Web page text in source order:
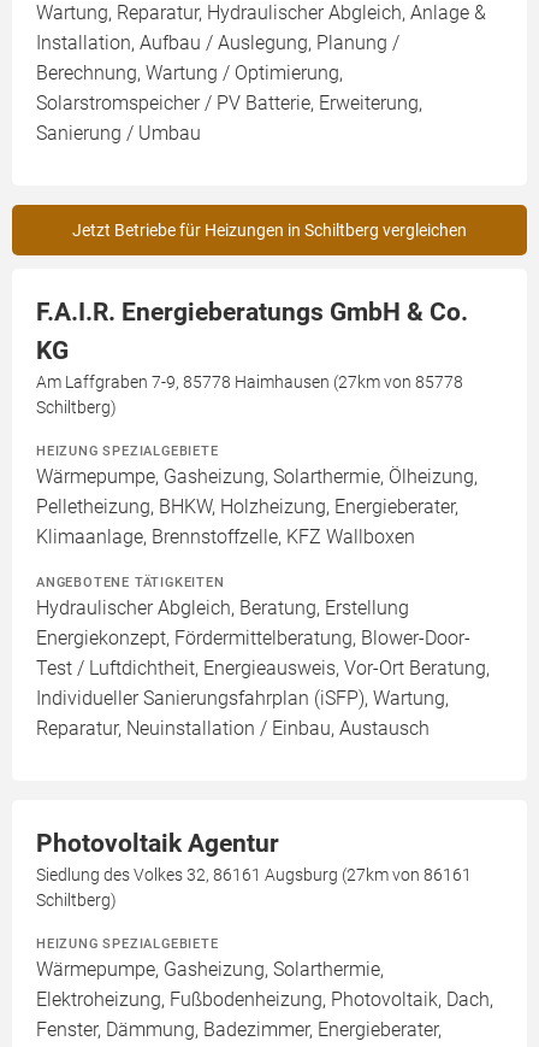
Wartung, Reparatur, Hydraulischer Abgleich, Anlage &
Installation, Aufbau / Auslegung, Planung /
Berechnung, Wartung / Optimierung,
Solarstromspeicher / PV Batterie, Erweiterung,
Sanierung / Umbau
Jetzt Betriebe für Heizungen in Schiltberg vergleichen
F.A.I.R. Energieberatungs GmbH & Co.
KG
Am Laffgraben 7-9, 85778 Haimhausen (27km von 85778
Schiltberg)
HEIZUNG SPEZIALGEBIETE
Wärmepumpe, Gasheizung, Solarthermie, Ölheizung,
Pelletheizung, BHKW, Holzheizung, Energieberater,
Klimaanlage, Brennstoffzelle, KFZ Wallboxen
ANGEBOTENE TÄTIGKEITEN
Hydraulischer Abgleich, Beratung, Erstellung
Energiekonzept, Fördermittelberatung, Blower-Door-
Test / Luftdichtheit, Energieausweis, Vor-Ort Beratung,
Individueller Sanierungsfahrplan (iSFP), Wartung,
Reparatur, Neuinstallation / Einbau, Austausch
Photovoltaik Agentur
Siedlung des Volkes 32, 86161 Augsburg (27km von 86161
Schiltberg)
HEIZUNG SPEZIALGEBIETE
Wärmepumpe, Gasheizung, Solarthermie,
Elektroheizung, Fußbodenheizung, Photovoltaik, Dach,
Fenster, Dämmung, Badezimmer, Energieberater,